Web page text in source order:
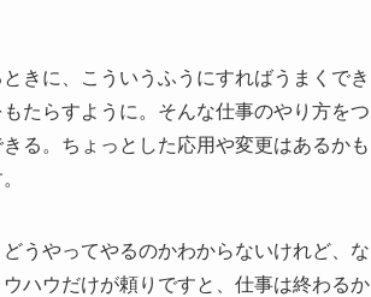
きに、こういうふうにすればうまくでき
たらすように。そんな仕事のやり方をつ
る。ちょっとした応用や変更はあるかも
うやってやるのかわからないけれど、な
ハウだけが頼りですと、仕事は終わるか